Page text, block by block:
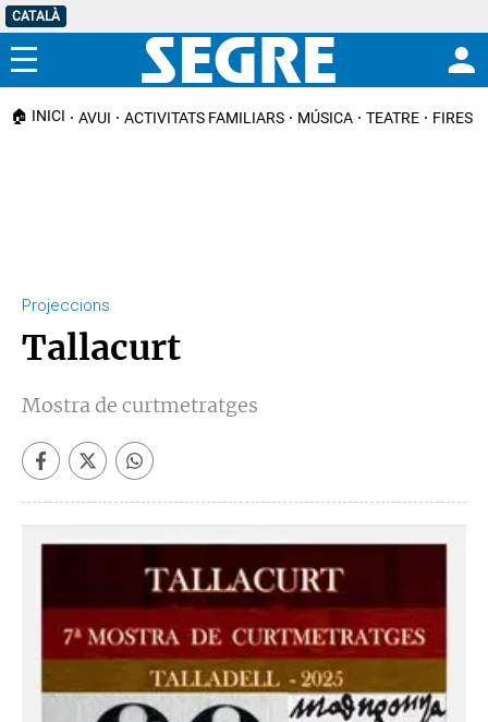
CATALÀ
Menú
🏠 INICI AVUI ACTIVITATS FAMILIARS MÚSICA TEATRE FIRES I
Projeccions
Tallacurt
Mostra de curtmetratges